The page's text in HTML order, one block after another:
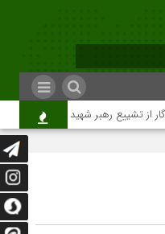
از تشییع رهبر شهید در تهران